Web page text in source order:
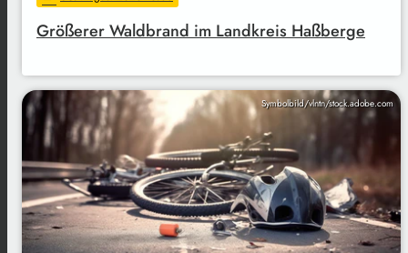
Größerer Waldbrand im Landkreis Haßberge
Symbolbild/vlntn/stock.adobe.com